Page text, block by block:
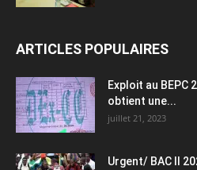
ARTICLES POPULAIRES
Exploit au BEPC
obtient une...
juillet 21, 2023
Urgent/ BAC II